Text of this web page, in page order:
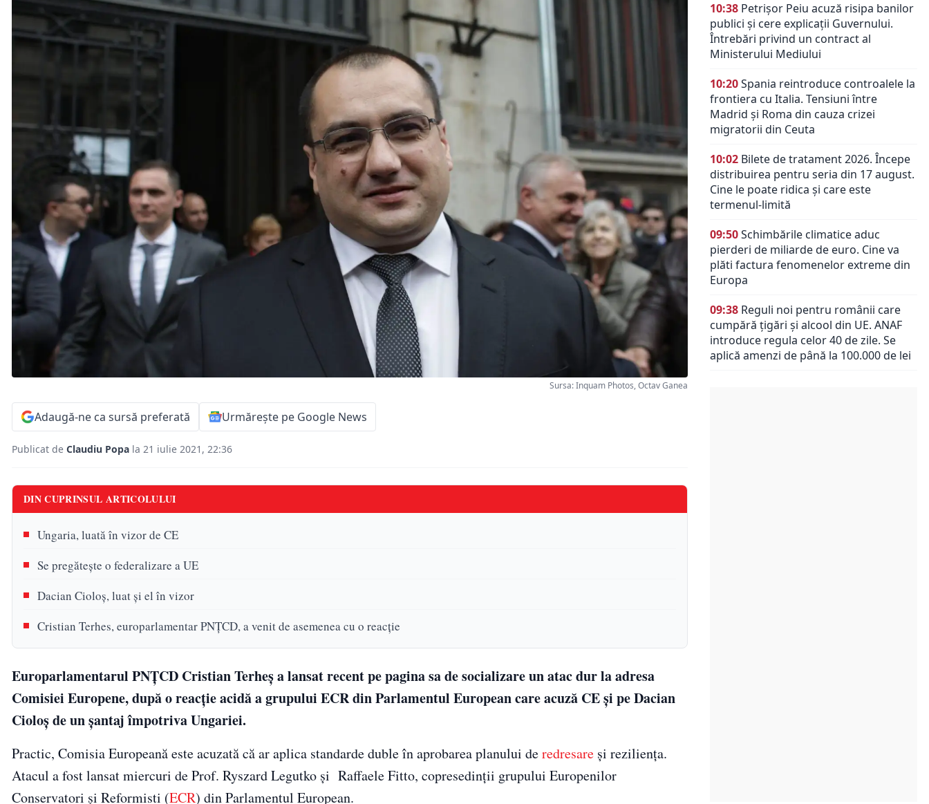
Sursa: Inquam Photos, Octav Ganea
Adaugă-ne ca sursă preferată Urmărește pe Google News
Publicat de Claudiu Popa la 21 iulie 2021, 22:36
DIN CUPRINSUL ARTICOLULUI
Ungaria, luată în vizor de CE
Se pregătește o federalizare a UE
Dacian Cioloș, luat și el în vizor
Cristian Terhes, europarlamentar PNȚCD, a venit de asemenea cu o reacție
Europarlamentarul PNȚCD Cristian Terheș a lansat recent pe pagina sa de socializare un atac dur la adresa
Comisiei Europene, după o reacție acidă a grupului ECR din Parlamentul European care acuză CE și pe Dacian
Cioloș de un șantaj împotriva Ungariei.
Practic, Comisia Europeană este acuzată că ar aplica standarde duble în aprobarea planului deredresare și reziliența.
Atacul a fost lansat miercuri de Prof. Ryszard Legutko și Raffaele Fitto, copresedinții grupului Europenilor
Conservatori și Reformisti (ECR) din Parlamentul European.
10:38 Petrișor Peiu acuză risipa banilor
publici și cere explicații Guvernului.
Întrebări privind un contract al
Ministerului Mediului
10:20Spania reintroduce controalele la
frontiera cu Italia. Tensiuni între
Madrid și Roma din cauza crizei
migratorii din Ceuta
10:02 Bilete de tratament 2026. Începe
distribuirea pentru seria din 17 august.
Cine le poate ridica și care este
termenul-limită
09:50Schimbările climatice aduc
pierderi de miliarde de euro. Cine va
plăti factura fenomenelor extreme din
Europa
09:38 Reguli noi pentru românii care
cumpără țigări și alcool din UE. ANAF
introduce regula celor 40 de zile. Se
aplică amenzi de până la 100.000 de lei